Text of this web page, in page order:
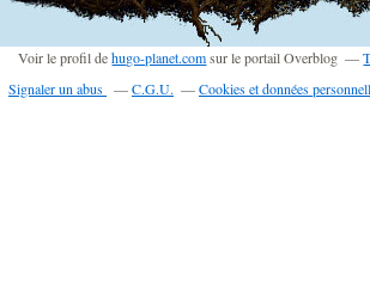
Voir le profil dehugo-planet.comsur le portail Overblog
Signaler un abus
C.G.U. Cookies et données